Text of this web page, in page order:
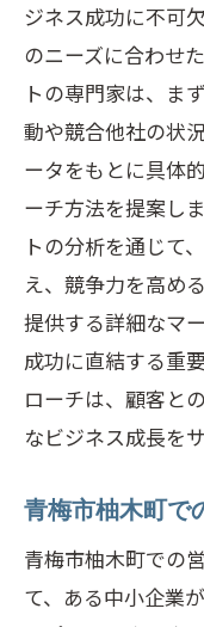
クロスセ
ニック
持続可能
営業サポ
戦略
ジネス成功に不可
のニーズに合わせ
トの専門家は、ま
動や競合他社の状
ータをもとに具体
ーチ方法を提案し
トの分析を通じて
え、競争力を高め
提供する詳細なマ
成功に直結する重
ローチは、顧客と
なビジネス成長を
青梅市柚木町で
青梅市柚木町での
て、ある中小企業